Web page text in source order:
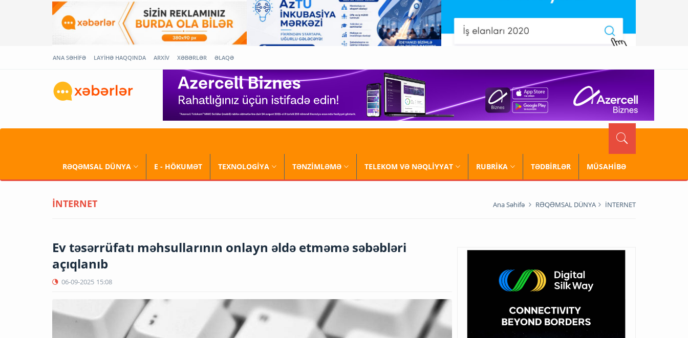
ANA SƏHİFƏ LAYİHƏ HAQQINDA ARXİV XƏBƏRLƏR ƏLAQƏ
RƏQƏMSAL DÜNYA E - HÖKUMƏT TEXNOLOGİYA TƏNZİMLƏMƏ TELEKOM VƏ NƏQLİYYAT RUBRİKA TƏDBİRLƏR MÜSAHİBƏ
İNTERNET Ana Səhifə RƏQƏMSAL DÜNYA İNTERNET
Ev təsərrüfatı məhsullarının onlayn əldə etməmə səbəbləri
açıqlanıb
06-09-2025 15:08